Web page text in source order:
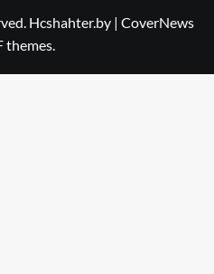
Hcshahter.by | CoverNews
themes.